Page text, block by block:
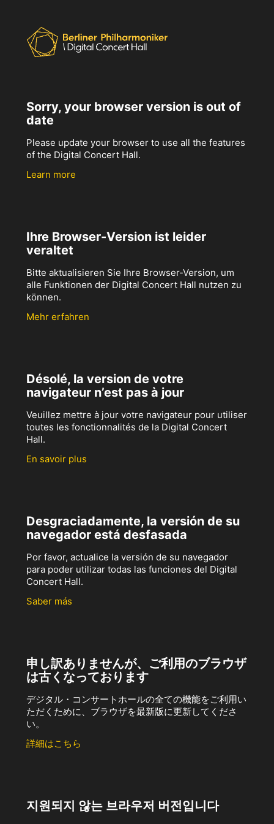
Sorry, your browser version is out of
date
Please update your browser to use all the features
of the Digital Concert Hall.
Learn more
Ihre Browser-Version ist leider
veraltet
Bitte aktualisieren Sie Ihre Browser-Version, um
alle Funktionen der Digital Concert Hall nutzen zu
können.
Mehr erfahren
Désolé, la version de votre
navigateur n’est pas à jour
Veuillez mettre à jour votre navigateur pour utiliser
toutes les fonctionnalités de la Digital Concert
Hall.
En savoir plus
Desgraciadamente, la versión de su
navegador está desfasada
Por favor, actualice la versión de su navegador
para poder utilizar todas las funciones del Digital
Concert Hall.
Saber más
申し訳ありませんが、ご利用のブラウザ
は古くなっております
デジタル・コンサートホールの全ての機能をご利用い
ただくために、ブラウザを最新版に更新してくださ
い。
詳細はこちら
지원되지 않는 브라우저 버전입니다